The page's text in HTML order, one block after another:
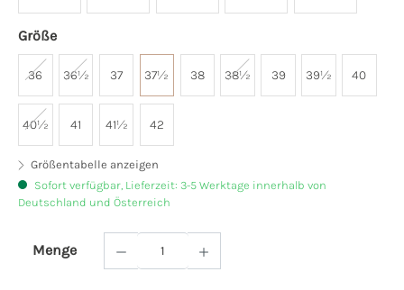
Größe
36 36½ 37 37½ 38 38½ 39 39½ 40
40½ 41 41½ 42
Größentabelle anzeigen
Sofort verfügbar, Lieferzeit: 3-5 Werktage innerhalb von
Deutschland und Österreich
Menge
Produkt Anzahl: Gib den gewünschten